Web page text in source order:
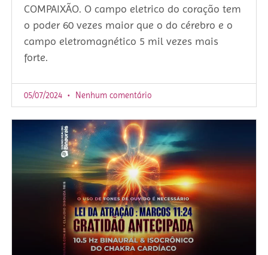
COMPAIXÃO. O campo eletrico do coração tem
o poder 60 vezes maior que o do cérebro e o
campo eletromagnético 5 mil vezes mais
forte.
05/07/2024 Nenhum comentário